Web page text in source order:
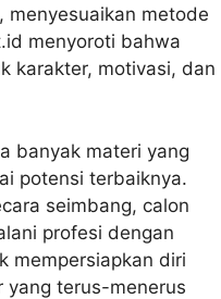
menyesuaikan metode
menyoroti bahwa
karakter, motivasi, dan
banyak materi yang
potensi terbaiknya.
seimbang, calon
profesi dengan
mempersiapkan diri
yang terus-menerus